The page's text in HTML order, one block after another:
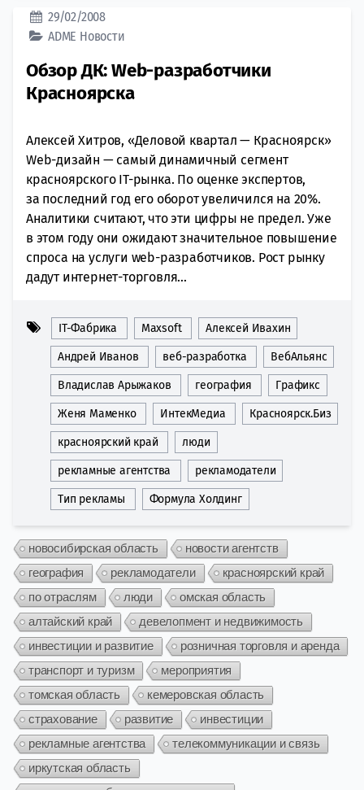
29/02/2008
ADME Новости
Обзор ДК: Web-разработчики
Красноярска
Алексей Хитров, «Деловой квартал — Красноярск»
Web-дизайн — самый динамичный сегмент
красноярского IT-рынка. По оценке экспертов,
за последний год его оборот увеличился на 20%.
Аналитики считают, что эти цифры не предел. Уже
в этом году они ожидают значительное повышение
спроса на услуги web-разработчиков. Рост рынку
дадут интернет-торговля...
IT-Фабрика Maxsoft Алексей Ивахин
Андрей Иванов веб-разработка ВебАльянс
Владислав Арыжаков география Графикс
Женя Маменко ИнтекМедиа Красноярск.Биз
красноярский край люди
рекламные агентства рекламодатели
Тип рекламы Формула Холдинг
новосибирская область
новости агентств
география
рекламодатели
красноярский край
по отраслям
люди
омская область
алтайский край
девелопмент и недвижимость
инвестиции и развитие
розничная торговля и аренда
транспорт и туризм
мероприятия
томская область
кемеровская область
страхование
развитие
инвестиции
рекламные агентства
телекоммуникации и связь
иркутская область